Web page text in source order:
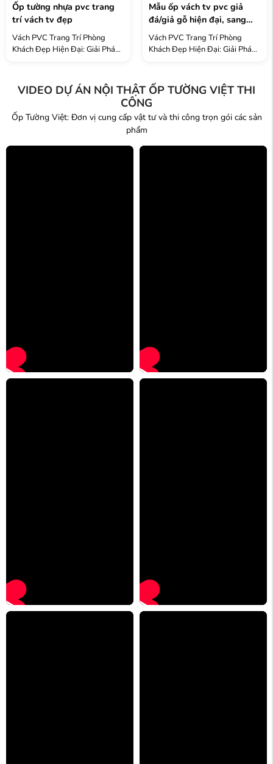
ốp tường nhựa pvc trang
trí vách tv đẹp
Vách PVC Trang Trí Phòng
Khách Đẹp Hiện Đại: Giải Pháp
đang trở thành xu hướng nội
thất được săn đón nhất năm ...
mẫu ốp vách tv pvc giả
đá/giả gỗ hiện đại, sang
trọng
Vách PVC Trang Trí Phòng
Khách Đẹp Hiện Đại: Giải Pháp
đang trở thành xu hướng nội
thất được săn đón nhất năm ...
VIDEO DỰ ÁN NỘI THẬT ỐP TƯỜNG VIỆT THI
CÔNG
Ốp Tường Việt: Đơn vị cung cấp vật tư và thi công trọn gói các sản
phẩm